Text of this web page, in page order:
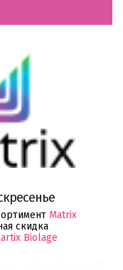
Matrix
скидка
Biolage